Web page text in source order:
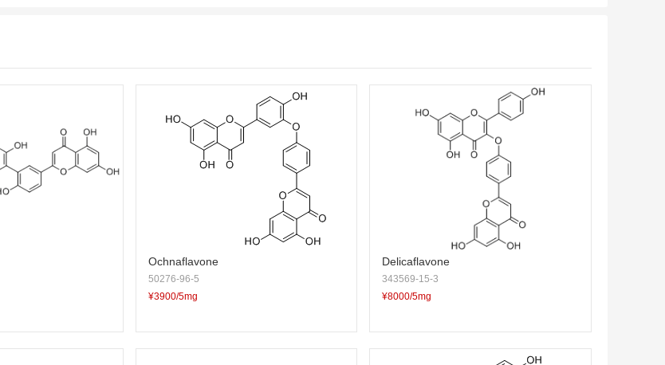
Ochnaflavone
50276-96-5
¥3900/5mg
Delicaflavone
343569-15-3
¥8000/5mg